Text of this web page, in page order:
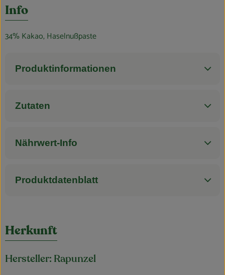
Info
34% Kakao, Haselnußpaste
Produktinformationen
Zutaten
Nährwert-Info
Produktdatenblatt
Herkunft
Hersteller: Rapunzel